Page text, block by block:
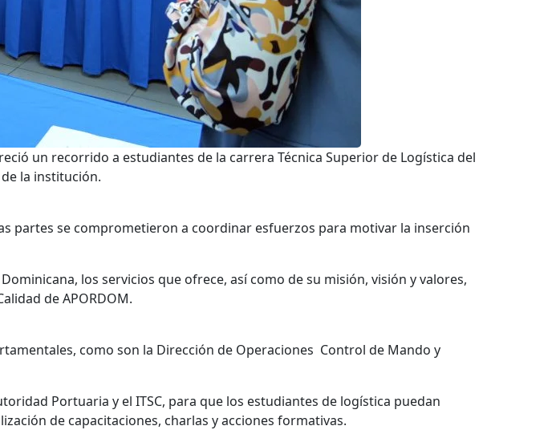
un recorrido a estudiantes de la carrera Técnica Superior de Logística del
la institución.
partes se comprometieron a coordinar esfuerzos para motivar la inserción
los servicios que ofrece, así como de su misión, visión y valores,
de APORDOM.
como son la Dirección de Operaciones Control de Mando y
Portuaria y el ITSC, para que los estudiantes de logística puedan
de capacitaciones, charlas y acciones formativas.